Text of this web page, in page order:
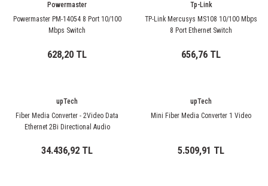
Powermaster
Powermaster PM-14054 8 Port 10/100
Mbps Switch
628,20 TL
Tp-Link
TP-Link Mercusys MS108 10/100 Mbps
8 Port Ethernet Switch
656,76 TL
upTech
Fiber Media Converter - 2Video Data
Ethernet 2Bi Directional Audio
34.436,92 TL
upTech
Mini Fiber Media Converter 1 Video
5.509,91 TL